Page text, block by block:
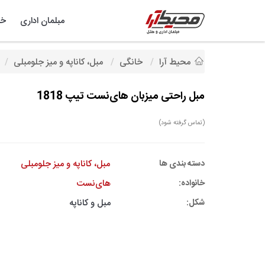
مبلمان اداری
محیط آرا خانگی مبل، کاناپه و میز جلومبلی
مبل راحتی میزبان های‌نست تیپ 1818
(تماس گرفته شود)
دسته بندی ها مبل، کاناپه و میز جلومبلی
خانواده: های‌نست
شکل: مبل و کاناپه